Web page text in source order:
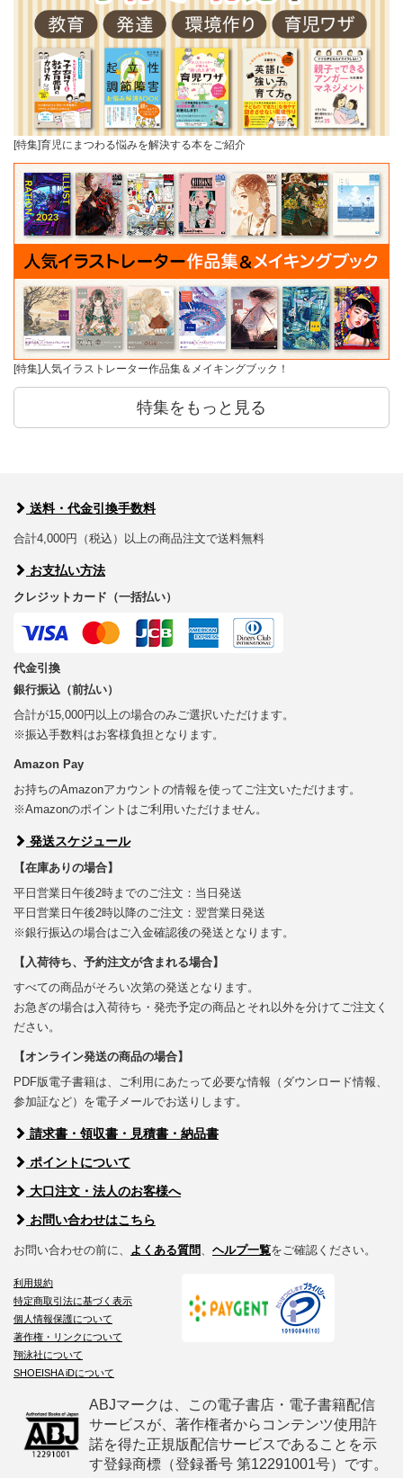
[特集]育児にまつわる悩みを解決する本をご紹介
[特集]人気イラストレーター作品集＆メイキングブック！
特集をもっと見る
送料・代金引換手数料
合計4,000円（税込）以上の商品注文で送料無料
お支払い方法
クレジットカード（一括払い）
代金引換
銀行振込（前払い）
合計が15,000円以上の場合のみご選択いただけます。
※振込手数料はお客様負担となります。
Amazon Pay
お持ちのAmazonアカウントの情報を使ってご注文いただけます。
※Amazonのポイントはご利用いただけません。
発送スケジュール
【在庫ありの場合】
平日営業日午後2時までのご注文：当日発送
平日営業日午後2時以降のご注文：翌営業日発送
※銀行振込の場合はご入金確認後の発送となります。
【入荷待ち、予約注文が含まれる場合】
すべての商品がそろい次第の発送となります。
お急ぎの場合は入荷待ち・発売予定の商品とそれ以外を分けてご注文く
ださい。
【オンライン発送の商品の場合】
PDF版電子書籍は、ご利用にあたって必要な情報（ダウンロード情報、
参加証など）を電子メールでお送りします。
請求書・領収書・見積書・納品書
ポイントについて
大口注文・法人のお客様へ
お問い合わせはこちら
お問い合わせの前に、 よくある質問、 ヘルプ一覧をご確認ください。
利用規約
特定商取引法に基づく表示
個人情報保護について
著作権・リンクについて
翔泳社について
SHOEISHA iDについて
ABJマークは、この電子書店・電子書籍配信
サービスが、著作権者からコンテンツ使用許
諾を得た正規版配信サービスであることを示
す登録商標（登録番号 第12291001号）です。